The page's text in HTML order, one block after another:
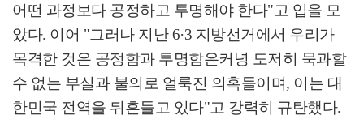
어떤 과정보다 공정하고 투명해야 한다"고 입을 모
았다. 이어 "그러나 지난6·3 지방선거에서 우리가
목격한 것은 공정함과 투명함은커녕 도저히 묵과할
수 없는 부실과 불의로 얼룩진 의혹들이며, 이는 대
한민국 전역을 뒤흔들고 있다"고 강력히 규탄했다.